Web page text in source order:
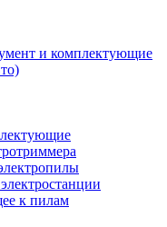
и комплектующие
к пилам